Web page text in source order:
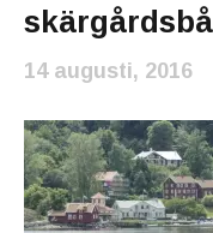
14 augusti, 2016